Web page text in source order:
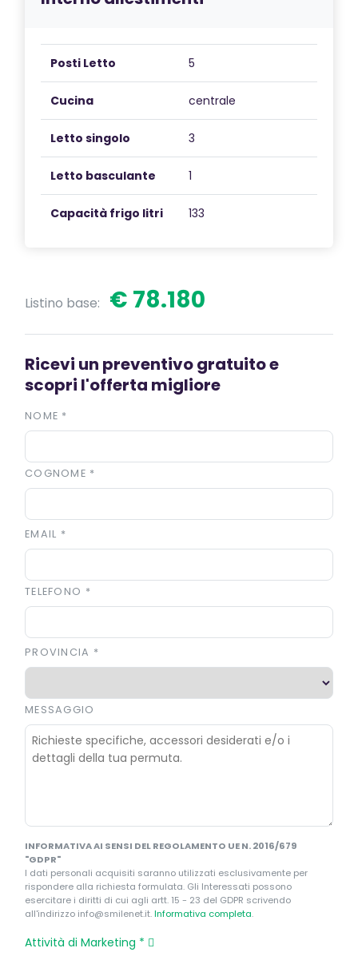
Posti Letto 5
Cucina centrale
Letto singolo 3
Letto basculante 1
Capacità frigo litri 133
Listino base: € 78.180
Ricevi un preventivo gratuito e
scopri l'offerta migliore
NOME *
COGNOME *
EMAIL *
TELEFONO *
PROVINCIA *
MESSAGGIO
INFORMATIVA AI SENSI DEL REGOLAMENTO UE N. 2016/679
"GDPR"
I dati personali acquisiti saranno utilizzati esclusivamente per
rispondere alla richiesta formulata. Gli Interessati possono
esercitare i diritti di cui agli artt. 15 - 23 del GDPR scrivendo
all'indirizzo info@smilenet.it.Informativa completa.
Attività di Marketing *